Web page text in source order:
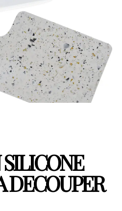
DECOUPER